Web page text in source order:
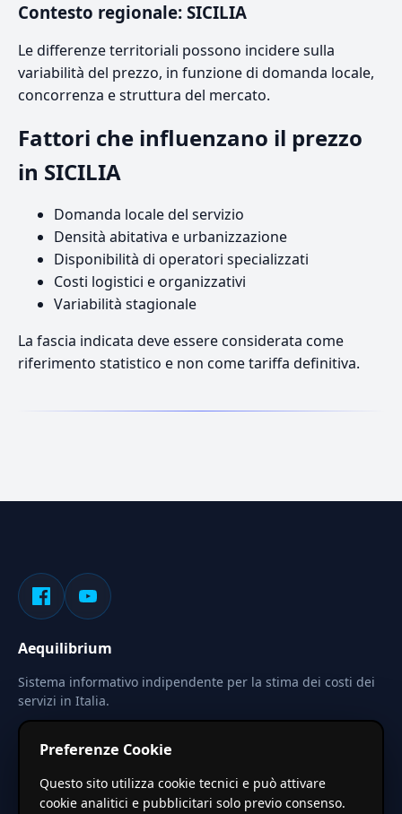
Contesto regionale: SICILIA
Le differenze territoriali possono incidere sulla
variabilità del prezzo, in funzione di domanda locale,
concorrenza e struttura del mercato.
Fattori che influenzano il prezzo
in SICILIA
Domanda locale del servizio
Densità abitativa e urbanizzazione
Disponibilità di operatori specializzati
Costi logistici e organizzativi
Variabilità stagionale
La fascia indicata deve essere considerata come
riferimento statistico e non come tariffa definitiva.
Aequilibrium
Sistema informativo indipendente per la stima dei costi dei
servizi in Italia.
Le stime pubblicate sono calcolate tramite coefficienti
territoriali regionali applicati a valori base nazionali. Non
Preferenze Cookie
Questo sito utilizza cookie tecnici e può attivare
cookie analitici e pubblicitari solo previo consenso.